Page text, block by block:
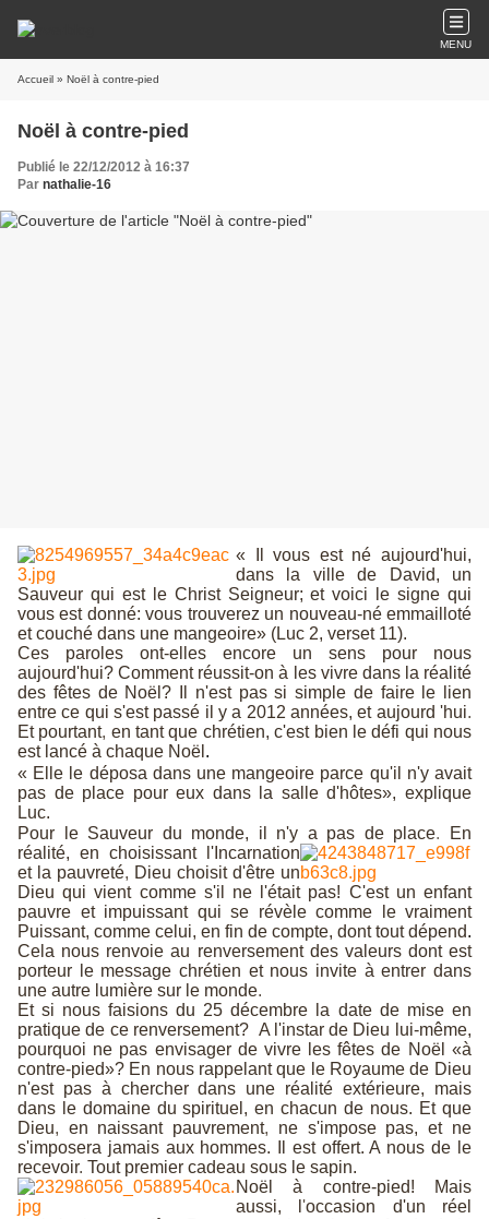
MENU
Accueil » Noël à contre-pied
Noël à contre-pied
Publié le 22/12/2012 à 16:37
Par nathalie-16
« Il vous est né aujourd'hui,
dans la ville de David, un
Sauveur qui est le Christ Seigneur; et voici le signe qui
vous est donné: vous trouverez un nouveau-né emmailloté
et couché dans une mangeoire» (Luc 2, verset 11).
Ces paroles ont-elles encore un sens pour nous
aujourd'hui? Comment réussit-on à les vivre dans la réalité
des fêtes de Noël? Il n'est pas si simple de faire le lien
entre ce qui s'est passé il y a 2012 années, et aujourd 'hui.
Et pourtant, en tant que chrétien, c'est bien le défi qui nous
est lancé à chaque Noël .
« Elle le déposa dans une mangeoire parce qu'il n'y avait
pas de place pour eux dans la salle d'hôtes», explique
Luc.
Pour le Sauveur du monde, il n'y a pas de place.
En
réalité, en choisissant l'Incarnation
et la pauvreté, Dieu choisit d'être un
Dieu qui vient comme s'il ne l'était pas! C'est un enfant
pauvre et impuissant qui se révèle comme le vraiment
Puissant, comme celui, en fin de compte, dont tout dépend.
Cela nous renvoie au renversement des valeurs dont est
porteur le message chrétien et nous invite à entrer dans
une autre lumière sur le monde.
Etsi nous faisions du 25 décembre la date de mise en
pratique de ce renversement? A l'instar de Dieu lui-même,
pourquoi ne pas envisager de vivre les fêtes de Noël «à
contre-pied»? En nous rappelant que le Royaume de Dieu
n'est pas à chercher dans une réalité extérieure, mais
dans le domaine du spirituel, en chacun de nous. Et que
Dieu, en naissant pauvrement,
ne s'impose pas, et ne
s'imposera jamais aux hommes. Il est offert. A nous de le
recevoir. Tout premier cadeau sous le sapin.
Noël à contre-pied! Mais
aussi, l'occasion d'un réel